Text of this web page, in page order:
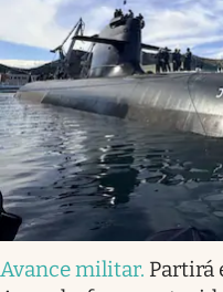
Avance militar. Partirá